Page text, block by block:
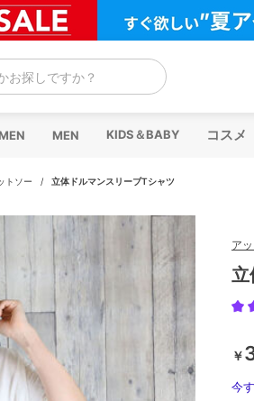
お探しですか？
MEN KIDS＆BABY コスメ
トソー / 立体ドルマンスリーブTシャツ
ア
立
￥
今